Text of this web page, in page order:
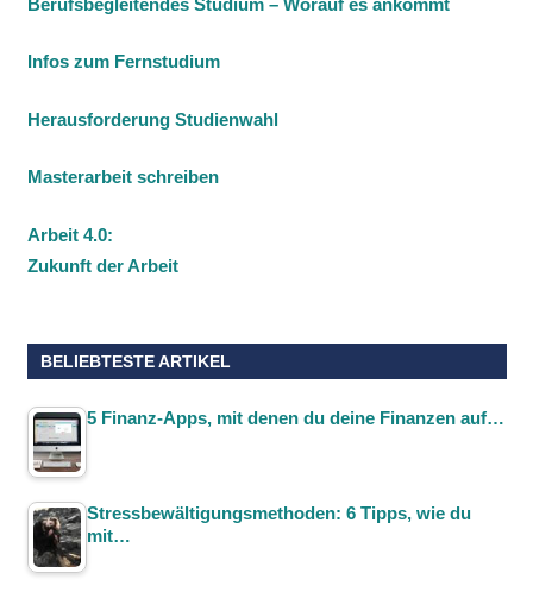
Infos zum Fernstudium
Herausforderung Studienwahl
Masterarbeit schreiben
Arbeit 4.0:
Zukunft der Arbeit
BELIEBTESTE ARTIKEL
5 Finanz-Apps, mit denen du deine Finanzen auf…
Stressbewältigungsmethoden: 6 Tipps, wie du
mit…